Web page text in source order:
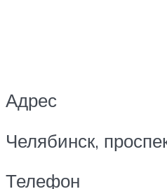
Адрес
Челябинск,
Телефон